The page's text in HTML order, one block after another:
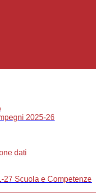
2025-26
dati
27 Scuola e Competenze